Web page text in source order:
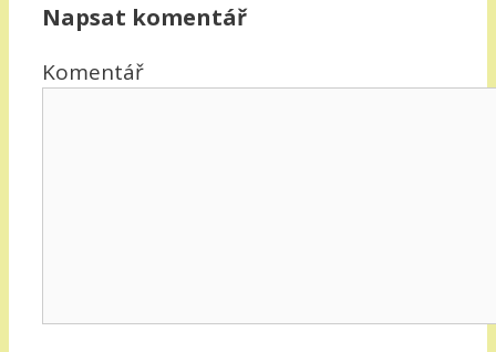
Napsat komentář
Komentář